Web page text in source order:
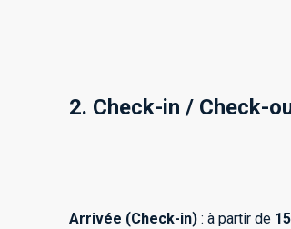
2. Check-in / Check-
Arrivée (Check-in) : à partir de